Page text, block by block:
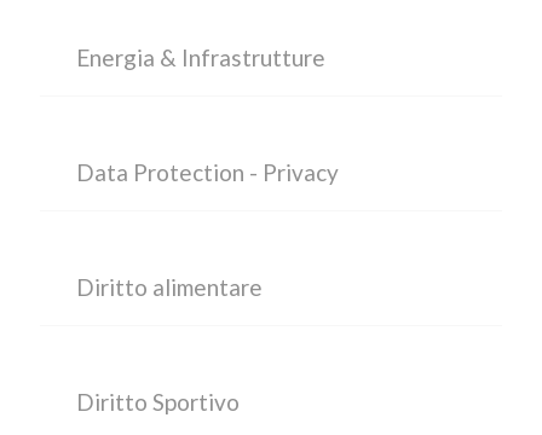
Energia & Infrastrutture
Data Protection - Privacy
Diritto alimentare
Diritto Sportivo